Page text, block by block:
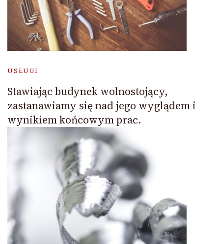
USŁUGI
Stawiając budynek wolnostojący,
zastanawiamy się nad jego wyglądem i
wynikiem końcowym prac.